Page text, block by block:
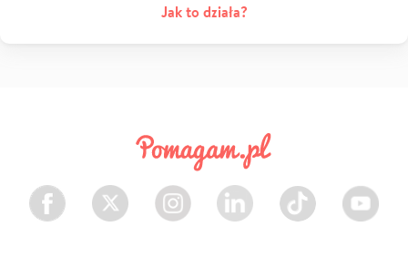
Jak to działa?
Facebook Twitter Instagram LinkedIn TikTok Youtube